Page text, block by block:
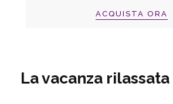
ACQUISTA ORA
La vacanza